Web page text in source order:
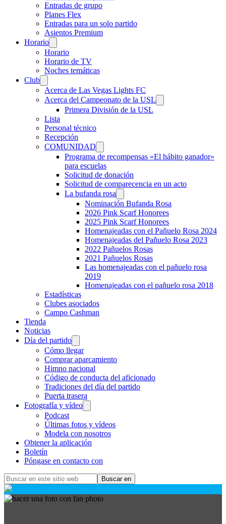
Entradas de grupo
Planes Flex
Entradas para un solo partido
Asientos Premium
Horario
Horario
Horario de TV
Noches temáticas
Club
Acerca de Las Vegas Lights FC
Acerca del Campeonato de la USL
Primera División de la USL
Lista
Personal técnico
Recepción
COMUNIDAD
Programa de recompensas «El hábito ganador»
para escuelas
Solicitud de donación
Solicitud de comparecencia en un acto
La bufanda rosa
Nominación Bufanda Rosa
2026 Pink Scarf Honorees
2025 Pink Scarf Honorees
Homenajeadas con el Pañuelo Rosa 2024
Homenajeadas del Pañuelo Rosa 2023
2022 Pañuelos Rosas
2021 Pañuelos Rosas
Las homenajeadas con el pañuelo rosa
2019
Homenajeadas con el pañuelo rosa 2018
Estadísticas
Clubes asociados
Campo Cashman
Tienda
Noticias
Día del partido
Cómo llegar
Comprar aparcamiento
Himno nacional
Código de conducta del aficionado
Tradiciones del día del partido
Puerta trasera
Fotografía y vídeo
Podcast
Últimas fotos y vídeos
Modela con nosotros
Obtener la aplicación
Boletín
Póngase en contacto con
Buscar
en
este
sitio